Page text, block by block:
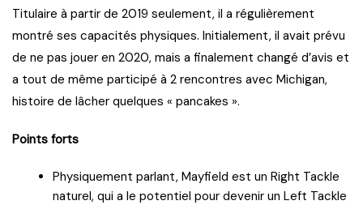
Titulaire à partir de 2019 seulement, il a régulièrement
montré ses capacités physiques. Initialement, il avait prévu
de ne pas jouer en 2020, mais a finalement changé d’avis et
a tout de même participé à 2 rencontres avec Michigan,
histoire de lâcher quelques « pancakes ».
Points forts
Physiquement parlant, Mayfield est un Right Tackle
naturel, qui a le potentiel pour devenir un Left Tackle